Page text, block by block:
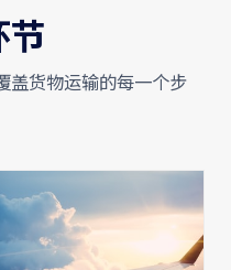
盖货物运输的每一个步